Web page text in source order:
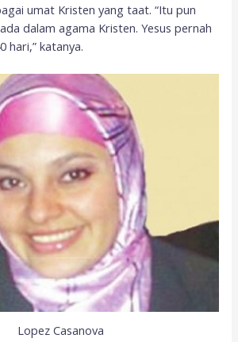
umat Kristen yang taat. “Itu pun
dalam agama Kristen. Yesus pernah
hari,” katanya.
Lopez Casanova